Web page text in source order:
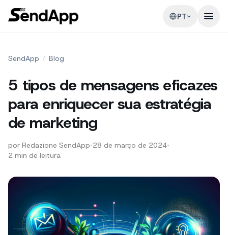
PT
SendApp / Blog
5 tipos de mensagens eficazes
para enriquecer sua estratégia
de marketing
por Redazione SendApp•28 de março de 2024•
2 min de leitura